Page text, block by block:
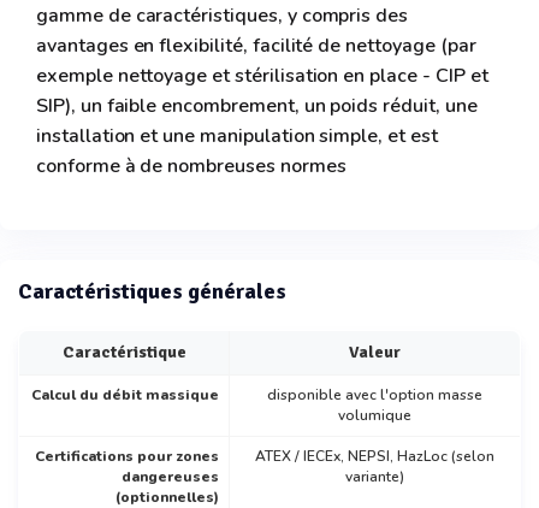
gamme de caractéristiques, y compris des
avantages en flexibilité, facilité de nettoyage (par
exemple nettoyage et stérilisation en place - CIP et
SIP), un faible encombrement, un poids réduit, une
installation et une manipulation simple, et est
conforme à de nombreuses normes
Caractéristiques générales
Caractéristique Valeur
Calcul du débit massique
disponible avec l'option masse
volumique
Certifications pour zones
dangereuses
(optionnelles)
ATEX / IECEx, NEPSI, HazLoc (selon
variante)